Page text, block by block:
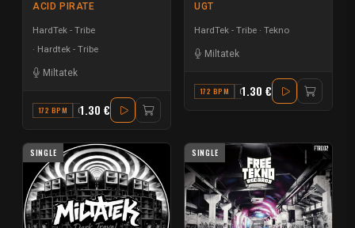
ACID PIRATE
HardTek - Tribe
Hardtek - Tribe
Miltatek
172 BPM G1.30 €
UGT
HardTek - Tribe Tekno
Miltatek
172 BPM G MINOR
1.30 €
SINGLE SINGLE